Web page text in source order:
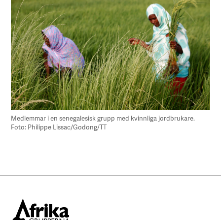
Medlemmar i en senegalesisk grupp med kvinnliga jordbrukare.
Foto: Philippe Lissac/Godong/TT